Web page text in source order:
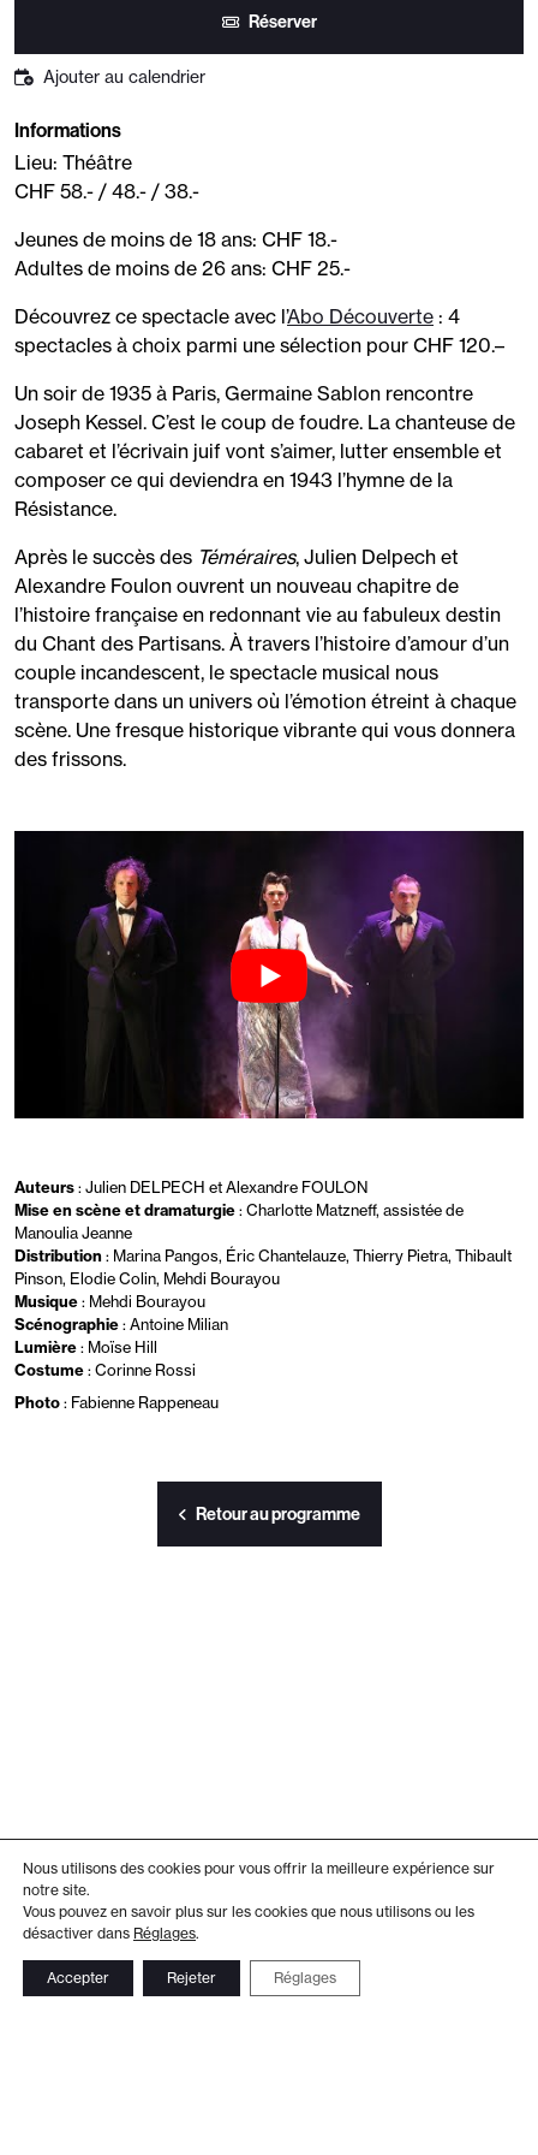
Réserver
Ajouter au calendrier
Informations
Lieu: Théâtre
CHF 58.- / 48.- / 38.-
Jeunes de moins de 18 ans: CHF 18.-
Adultes de moins de 26 ans: CHF 25.-
Découvrez ce spectacle avec l’Abo Découverte : 4
spectacles à choix parmi une sélection pour CHF 120.–
Un soir de 1935 à Paris, Germaine Sablon rencontre
Joseph Kessel. C’est le coup de foudre. La chanteuse de
cabaret et l’écrivain juif vont s’aimer, lutter ensemble et
composer ce qui deviendra en 1943 l’hymne de la
Résistance.
Après le succès des Téméraires, Julien Delpech et
Alexandre Foulon ouvrent un nouveau chapitre de
l’histoire française en redonnant vie au fabuleux destin
du Chant des Partisans. À travers l’histoire d’amour d’un
couple incandescent, le spectacle musical nous
transporte dans un univers où l’émotion étreint à chaque
scène. Une fresque historique vibrante qui vous donnera
des frissons.
Auteurs: Julien DELPECH et Alexandre FOULON
Mise en scène et dramaturgie: Charlotte Matzneff, assistée de
Manoulia Jeanne
Distribution: Marina Pangos, Éric Chantelauze, Thierry Pietra, Thibault
Pinson, Elodie Colin, Mehdi Bourayou
Musique: Mehdi Bourayou
Scénographie: Antoine Milian
Lumière: Moïse Hill
Costume: Corinne Rossi
Photo: Fabienne Rappeneau
Retour au programme
Nous utilisons des cookies pour vous offrir la meilleure expérience sur
notre site.
Vous pouvez en savoir plus sur les cookies que nous utilisons ou les
désactiver dans Réglages.
Accepter Rejeter Réglages